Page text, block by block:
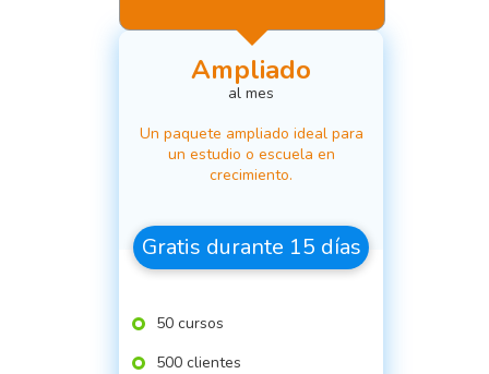
Ampliado
al mes
Un paquete ampliado ideal para
un estudio o escuela en
crecimiento.
Gratis durante 15 días
50 cursos
500 clientes